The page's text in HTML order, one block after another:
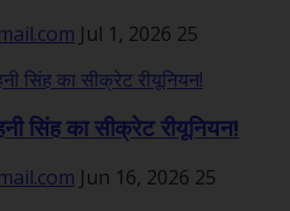
Jul 1, 2026 25
सिंह का सीक्रेट रीयूनियन!
Jun 16, 2026 25